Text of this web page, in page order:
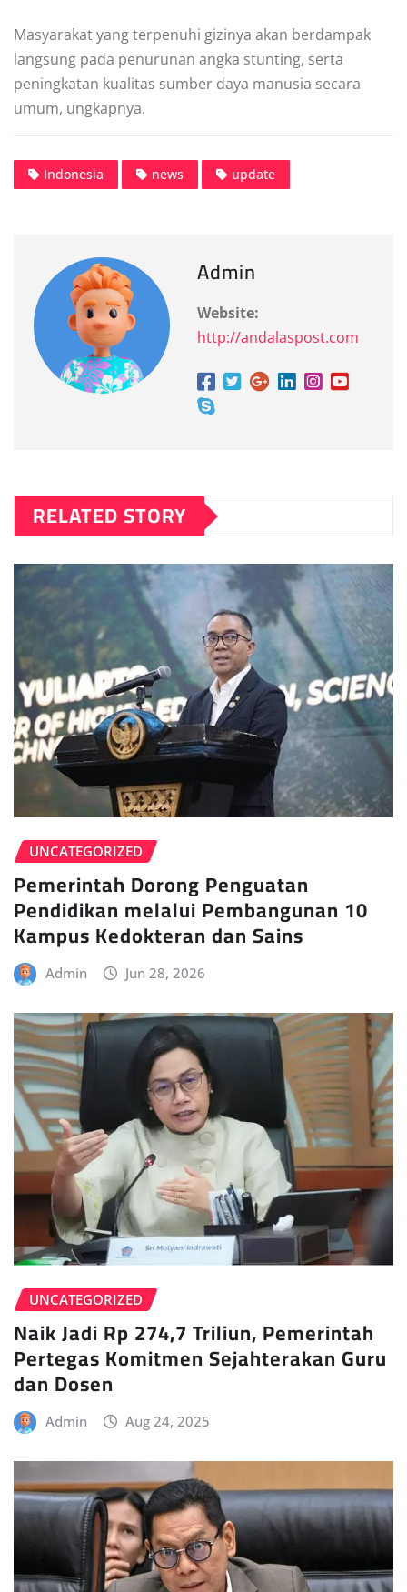
Masyarakat yang terpenuhi gizinya akan berdampak
langsung pada penurunan angka stunting, serta
peningkatan kualitas sumber daya manusia secara
umum, ungkapnya.
Indonesia news update
Admin
Website:
http://andalaspost.com
RELATED STORY
UNCATEGORIZED
Pemerintah Dorong Penguatan
Pendidikan melalui Pembangunan 10
Kampus Kedokteran dan Sains
Admin Jun 28, 2026
UNCATEGORIZED
Naik Jadi Rp 274,7 Triliun, Pemerintah
Pertegas Komitmen Sejahterakan Guru
dan Dosen
Admin Aug 24, 2025